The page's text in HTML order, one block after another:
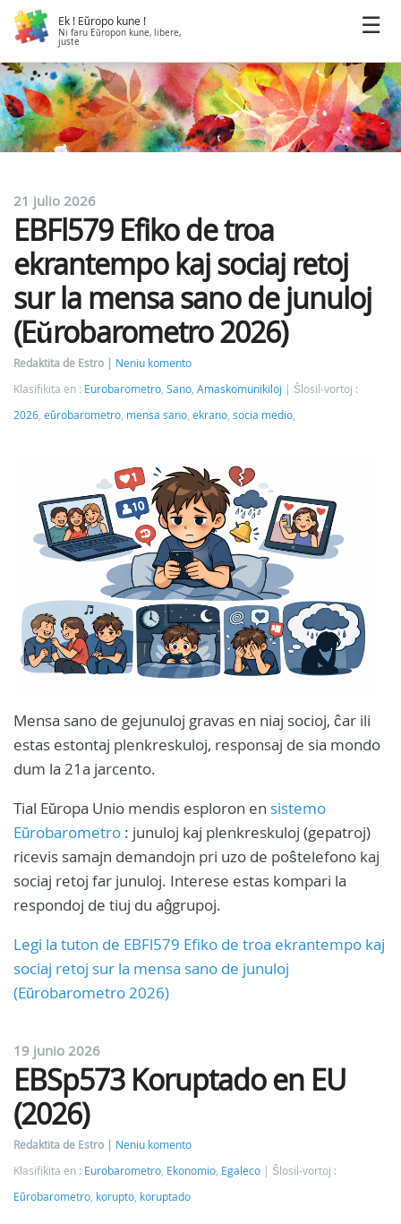
Ek ! Eŭropo kune !
Ni faru Eŭropon kune, libere,
juste
21 julio 2026
EBFl579 Efiko de troa
ekrantempo kaj sociaj retoj
sur la mensa sano de junuloj
(Eŭrobarometro 2026)
Redaktita de Estro
Neniu komento
Klasifikita en : Eurobarometro, Sano, Amaskomunikiloj
Ŝlosil-vortoj :
2026, eŭrobarometro, mensa sano, ekrano, socia medio,
Mensa sano de gejunuloj gravas en niaj socioj, ĉar ili
estas estontaj plenkreskuloj, responsaj de sia mondo
dum la 21a jarcento.
Tial Eŭropa Unio mendis esploron en sistemo
Eŭrobarometro : junuloj kaj plenkreskuloj (gepatroj)
ricevis samajn demandojn pri uzo de poŝtelefono kaj
sociaj retoj far junuloj. Interese estas kompari la
respondoj de tiuj du aĝgrupoj.
Legi la tuton de EBFl579 Efiko de troa ekrantempo kaj
sociaj retoj sur la mensa sano de junuloj
(Eŭrobarometro 2026)
19 junio 2026
EBSp573 Koruptado en EU
(2026)
Redaktita de Estro
Neniu komento
Klasifikita en : Eurobarometro Ekonomio Egaleco
Ŝlosil-vortoj :
Eŭrobarometro korupto koruptado